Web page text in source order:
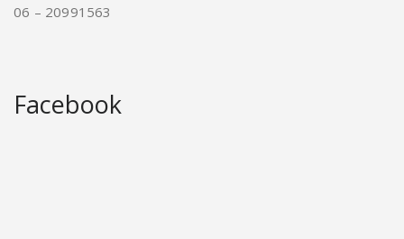
06 – 20991563
Facebook